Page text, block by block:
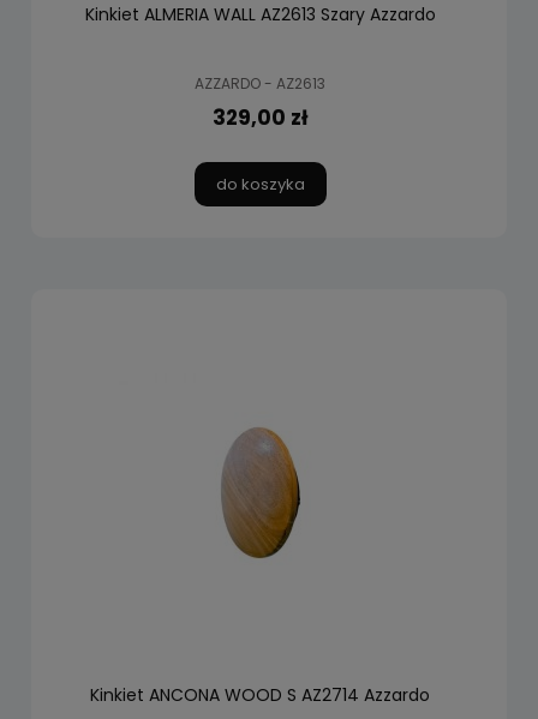
Kinkiet ALMERIA WALL AZ2613 Szary Azzardo
AZZARDO - AZ2613
329,00 zł
do koszyka
Kinkiet ANCONA WOOD S AZ2714 Azzardo